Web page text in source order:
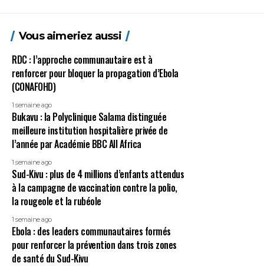
Vous aimeriez aussi
RDC : l’approche communautaire est à
renforcer pour bloquer la propagation d’Ebola
(CONAFOHD)
1 semaine ago
Bukavu : la Polyclinique Salama distinguée
meilleure institution hospitalière privée de
l’année par Académie BBC All Africa
1 semaine ago
Sud-Kivu : plus de 4 millions d’enfants attendus
à la campagne de vaccination contre la polio,
la rougeole et la rubéole
1 semaine ago
Ebola : des leaders communautaires formés
pour renforcer la prévention dans trois zones
de santé du Sud-Kivu